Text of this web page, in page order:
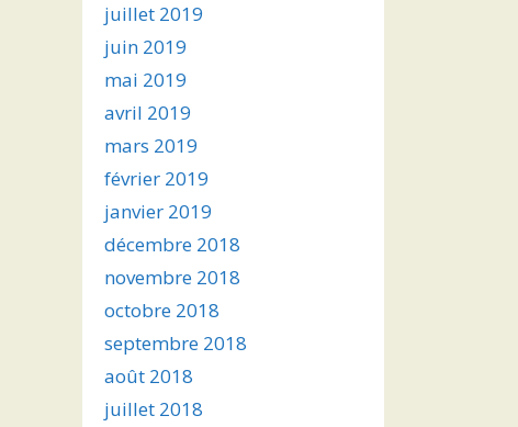
juillet 2019
juin 2019
mai 2019
avril 2019
mars 2019
février 2019
janvier 2019
décembre 2018
novembre 2018
octobre 2018
septembre 2018
août 2018
juillet 2018